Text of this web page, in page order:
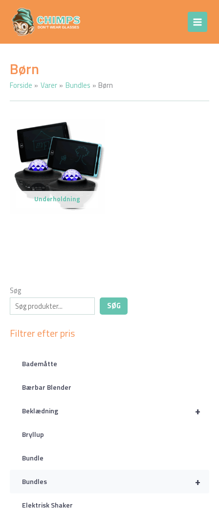
indholdet
Søg
SØG
Filtrer efter pris
Bademåtte
Bærbar Blender
+
Beklædning
Bryllup
Bundle
+
Bundles
Elektrisk Shaker
Børn
Forside Varer Bundles Børn
Underholdning